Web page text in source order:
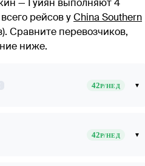
— Гуйян выполняют 4
рейсов уChina Southern
. Сравните перевозчиков,
ниже.
42Р/НЕД ▾
42Р/НЕД ▾